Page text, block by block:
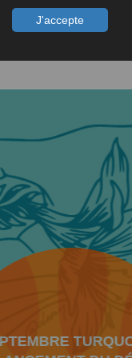
J'accepte